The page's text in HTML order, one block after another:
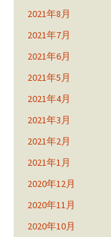
2021年8月
2021年7月
2021年6月
2021年5月
2021年4月
2021年3月
2021年2月
2021年1月
2020年12月
2020年11月
2020年10月